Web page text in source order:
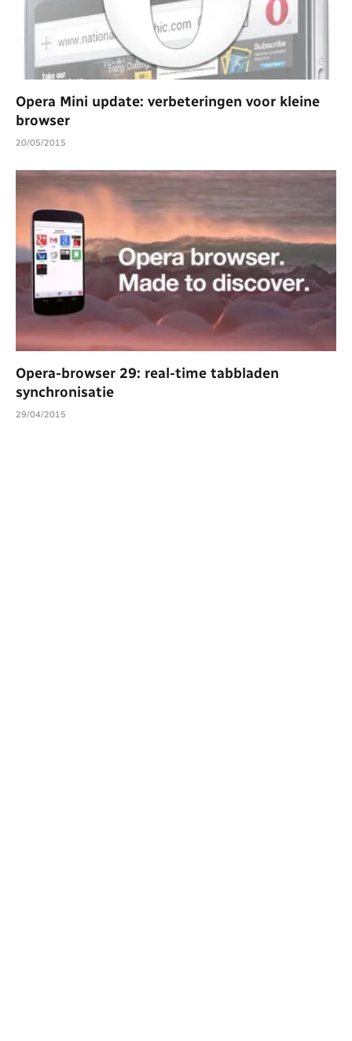
Opera Mini update: verbeteringen voor kleine
browser
20/05/2015
Opera-browser 29: real-time tabbladen
synchronisatie
29/04/2015